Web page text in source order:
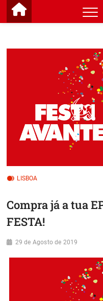
Skip
LISBOA
Compra já a tua
FESTA!
29 de Agosto de 2019